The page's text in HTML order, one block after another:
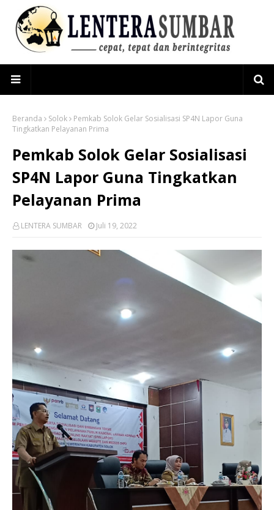
Beranda Solok
Pemkab Solok Gelar Sosialisasi SP4N Lapor Guna
Tingkatkan Pelayanan Prima
Pemkab Solok Gelar Sosialisasi
SP4N Lapor Guna Tingkatkan
Pelayanan Prima
LENTERA SUMBAR Juli 19, 2022